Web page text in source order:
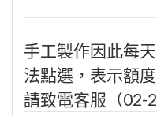
手工製作因此每
法點選，表示額
請致電客服（02-